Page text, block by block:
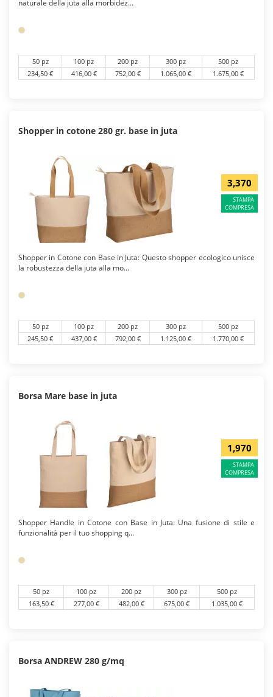
naturale della juta alla morbidez...
50 pz 100 pz 200 pz 300 pz
500 pz
234,50 €
416,00 € 752,00 € 1.065,00 € 1.675,00 €
Shopper in cotone 280 gr. base in juta
3,370
STAMPA
COMPRESA
Shopper in Cotone con Base in Juta: Questo shopper ecologico unisce
la robustezza della juta alla mo...
50 pz 100 pz 200 pz 300 pz
500 pz
245,50 €
437,00 € 792,00 € 1.125,00 € 1.770,00 €
Borsa Mare base in juta
1,970
STAMPA
COMPRESA
Shopper Handle in Cotone con Base in Juta: Una fusione di stile e
funzionalità per il tuo shopping q...
50 pz 100 pz 200 pz 300 pz
500 pz
163,50 €
277,00 € 482,00 € 675,00 € 1.035,00 €
Borsa ANDREW 280 g/mq